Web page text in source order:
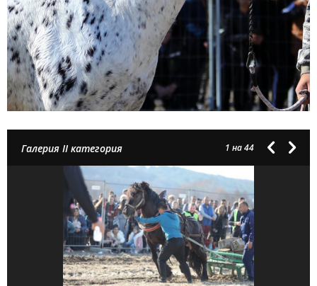
Галерия II категория 1 на 44